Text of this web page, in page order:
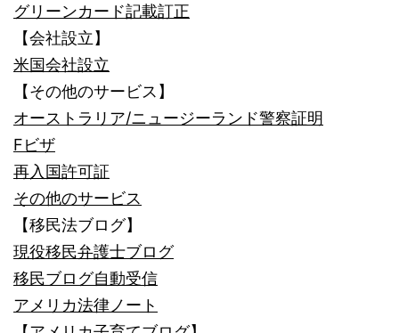
グリーンカード記載訂正
【会社設立】
米国会社設立
【その他のサービス】
オーストラリア/ニュージーランド警察証明
Fビザ
再入国許可証
その他のサービス
【移民法ブログ】
現役移民弁護士ブログ
移民ブログ自動受信
アメリカ法律ノート